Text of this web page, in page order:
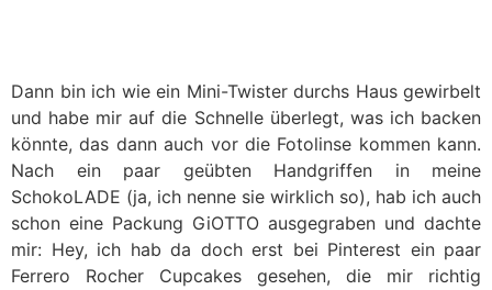
Dann bin ich wie ein Mini-Twister durchs Haus gewirbelt
und habe mir auf die Schnelle überlegt, was ich backen
könnte, das dann auch vor die Fotolinse kommen kann.
Nach ein paar geübten Handgriffen in meine
SchokoLADE (ja, ich nenne sie wirklich so), hab ich auch
schon eine Packung GiOTTO ausgegraben und dachte
mir: Hey, ich hab da doch erst bei Pinterest ein paar
Ferrero Rocher Cupcakes gesehen, die mir richtig